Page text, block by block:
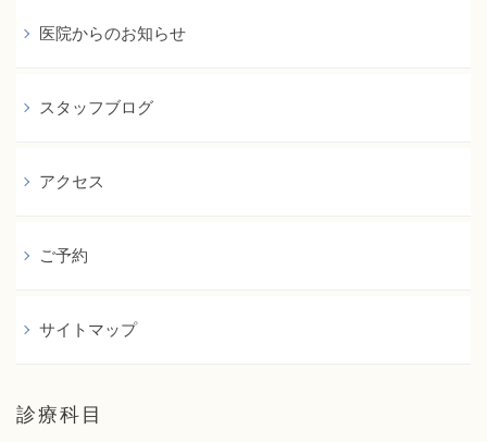
医院からのお知らせ
スタッフブログ
アクセス
ご予約
サイトマップ
診療科目